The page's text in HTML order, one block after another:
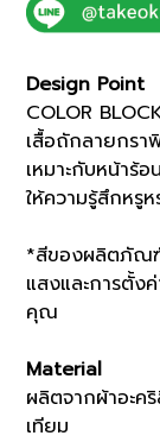
(07012020)
*ECS
Design Point
COLOR
เสื้อถักลายกรา
เหมาะกับหน้าร้อน
ให้ความรู้สึกหรู
*สีของผลิตภัณ
แสงและการตั้ง
คุณ
Material
ผลิตจากผ้าอะ
เทียม